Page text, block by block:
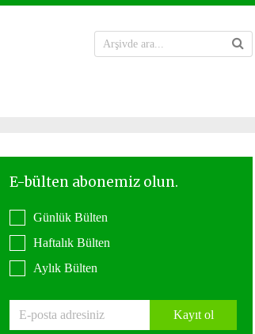
Günlük Bülten
Haftalık Bülten
Aylık Bülten
Kayıt ol